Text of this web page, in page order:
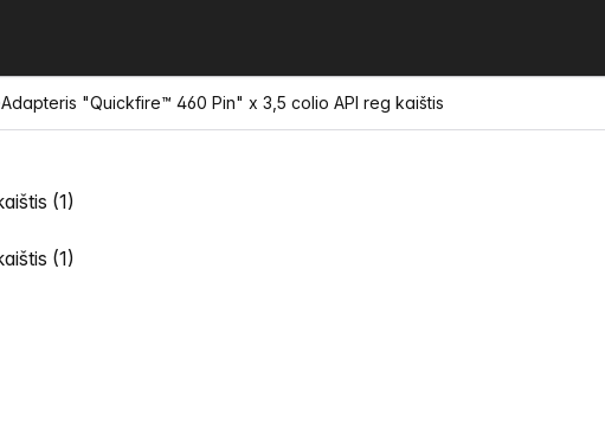
Adapteris "Quickfire™ 460 Pin" x 3,5 colio API reg kaištis